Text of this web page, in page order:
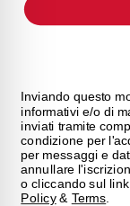
Inviando questo
informativi e/o di
inviati tramite
condizione per
per messaggi e
annullare
o cliccando sul
Policy& Terms